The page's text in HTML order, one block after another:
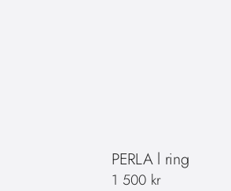
PERLA l ring
1 500 kr